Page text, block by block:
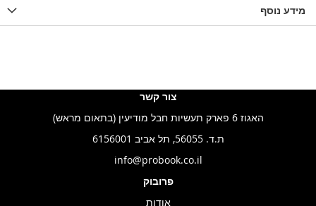
מידע נוסף
צור קשר
האגוז 6 פארק תעשיות חבל מודיעין (בתאום מראש)
ת.ד. 56055, תל אביב 6156001
info@probook.co.il
פרובוק
אודות